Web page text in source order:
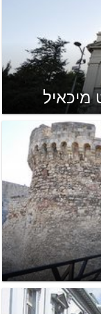
מיכאיל